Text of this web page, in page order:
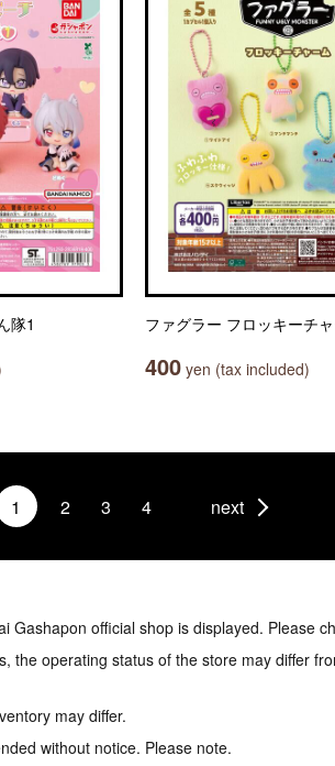
隊1 ファグラー フロッキーチ
400 yen (tax included)
1 2 3 4 next
Gashapon official shop is displayed. Please
the operating status of the store may differ
may differ.
without notice. Please note.